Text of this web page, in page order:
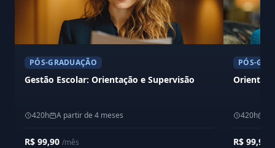
PÓS-GRADUAÇÃO
Gestão Escolar: Orientação e Supervisão
420h A partir de 4 meses
R$ 99,90 /mês
PÓS-
420h
R$ 99,90